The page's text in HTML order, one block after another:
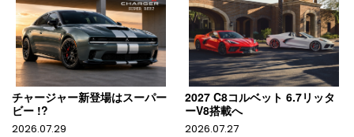
チャージャー新登場はスーパー
ビー !?
2026.07.29
2027 C8コルベット 6.7リッタ
ーV8搭載へ
2026.07.27